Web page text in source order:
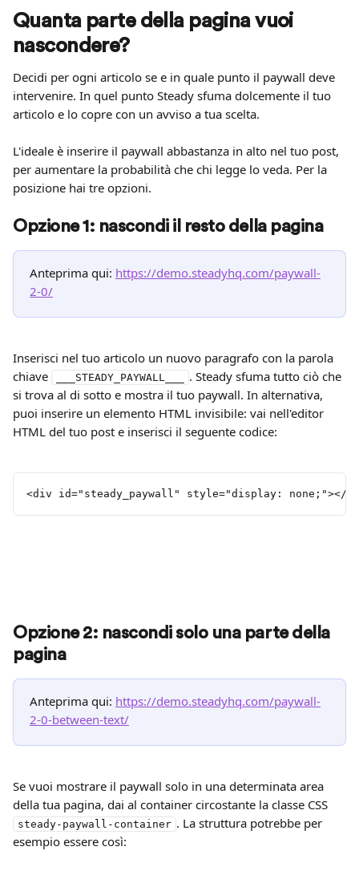
Quanta parte della pagina vuoi
nascondere?
Decidi per ogni articolo se e in quale punto il paywall deve
intervenire. In quel punto Steady sfuma dolcemente il tuo
articolo e lo copre con un avviso a tua scelta.
L'ideale è inserire il paywall abbastanza in alto nel tuo post,
per aumentare la probabilità che chi legge lo veda. Per la
posizione hai tre opzioni.
Opzione 1: nascondi il resto della pagina
Anteprima qui: https://demo.steadyhq.com/paywall-
2-0/
Inserisci nel tuo articolo un nuovo paragrafo con la parola
chiave
___STEADY_PAYWALL___
. Steady sfuma tutto ciò che
si trova al di sotto e mostra il tuo paywall. In alternativa,
puoi inserire un elemento HTML invisibile: vai nell'editor
HTML del tuo post e inserisci il seguente codice:
<div id="steady_paywall" style="display: none;"></
Opzione 2: nascondi solo una parte della
pagina
Anteprima qui: https://demo.steadyhq.com/paywall-
2-0-between-text/
Se vuoi mostrare il paywall solo in una determinata area
della tua pagina, dai al container circostante la classe CSS
steady-paywall-container . La struttura potrebbe per
esempio essere così: